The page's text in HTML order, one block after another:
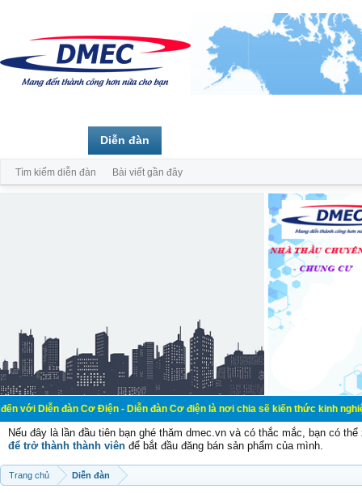
đàn Cơ Điện - Diễn đàn Cơ điện là nơi chia sẽ kiến thức kinh nghiệm
Nếu đây là lần đầu tiên bạn ghé thăm dmec.vn và có thắc mắc, bạn có
để trở thành thành viên để bắt đầu đăng bán sản phẩm của mình.
Trang chủ Diễn đàn
Diễn đàn
Tìm kiếm diễn đàn Bài viết gần đây